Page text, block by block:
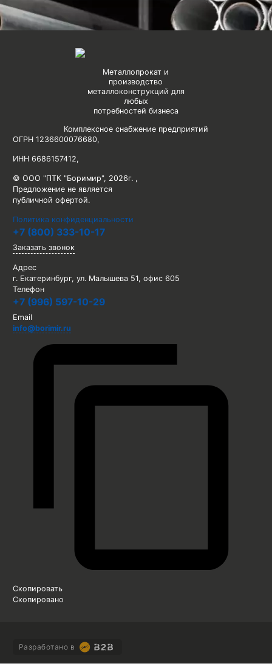
Металлопрокат и
производство
металлоконструкций для
любых
потребностей бизнеса
Комплексное снабжение предприятий
ОГРН 1236600076680,
ИНН 6686157412,
© ООО "ПТК "Боримир", 2026г. ,
Предложение не является
публичной офертой.
Политика конфиденциальности
+7 (800) 333-10-17
Заказать звонок
Адрес
г. Екатеринбург, ул. Малышева 51, офис 605
Телефон
+7 (996) 597-10-29
Email
info@borimir.ru
Скопировать
Скопировано
Разработано в